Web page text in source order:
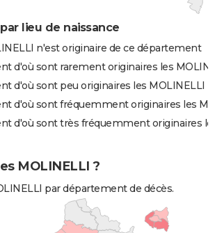
par lieu de naissance
n'est originaire de ce département
d'où sont rarement originaires les
d'où sont peu originaires les MOLINELLI
d'où sont fréquemment originaires les
d'où sont très fréquemment originaires
MOLINELLI ?
par département de décès.